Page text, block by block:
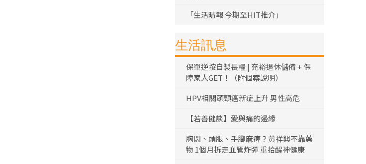
「生活晴報 今期至HIT推介」
生活訊息
保單逆按自製長糧 | 充裕退休儲備 + 保
障家人GET！（附個案說明）
HPV相關頭頸癌新症上升 男性高危
【若善健談】愛與痛的邊緣
胸悶、頭脹、手腳麻痺？黃祥興不靠藥
物 1個月拆走血管炸彈 重拾醒神健康